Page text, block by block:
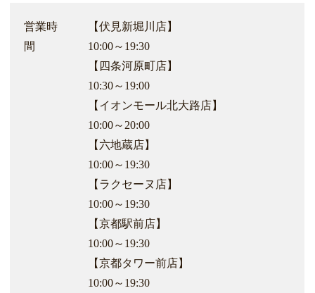
営業時
間
【伏見新堀川店】
10:00～19:30
【四条河原町店】
10:30～19:00
【イオンモール北大路店】
10:00～20:00
【六地蔵店】
10:00～19:30
【ラクセーヌ店】
10:00～19:30
【京都駅前店】
10:00～19:30
【京都タワー前店】
10:00～19:30